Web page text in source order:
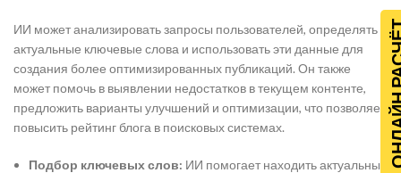
ИИ может анализировать запросы пользователей, определять
актуальные ключевые слова и использовать эти данные для
создания более оптимизированных публикаций. Он также
может помочь в выявлении недостатков в текущем контенте,
предложить варианты улучшений и оптимизации, что позволяет
повысить рейтинг блога в поисковых системах.
Подбор ключевых слов: ИИ помогает находить актуальные